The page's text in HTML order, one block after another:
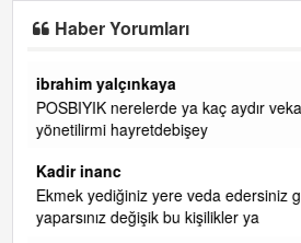
Haber Yorumları
başkanım seni belediye
senin ereyliye katkın çok
ibrahim yalçınkaya
qaasvalt kansorejen madde
döke kaldırımlar ana yoldan
dükkanları su basacak ma